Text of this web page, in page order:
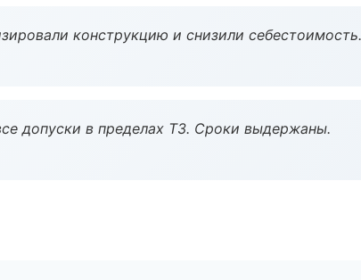
конструкцию и снизили себестоимость.
допуски в пределах ТЗ. Сроки выдержаны.